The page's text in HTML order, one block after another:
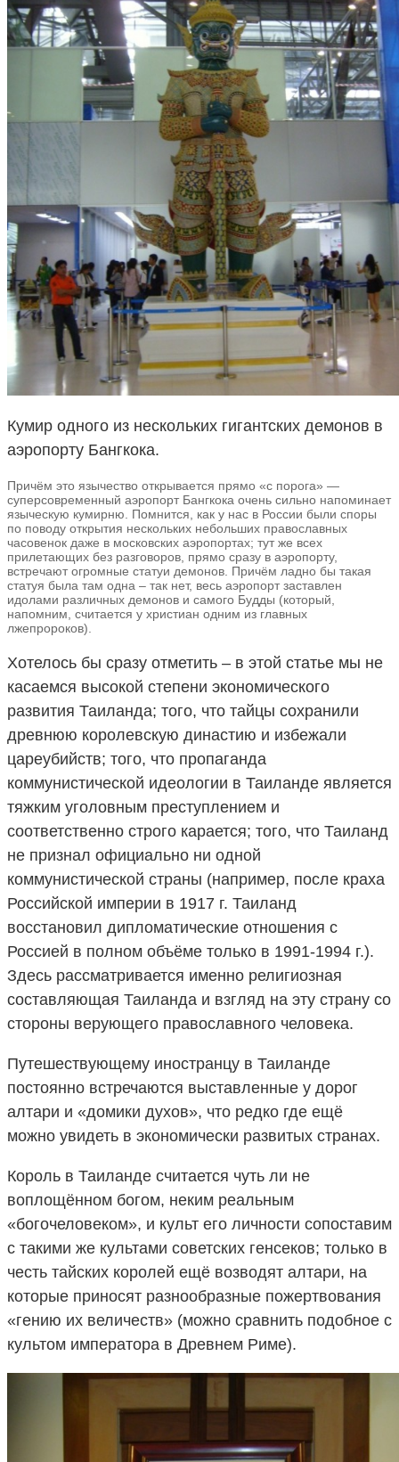
Кумир одного из нескольких гигантских демонов в
аэропорту Бангкока.
Причём это язычество открывается прямо «с порога» —
суперсовременный аэропорт Бангкока очень сильно напоминает
языческую кумирню. Помнится, как у нас в России были споры
по поводу открытия нескольких небольших православных
часовенок даже в московских аэропортах; тут же всех
прилетающих без разговоров, прямо сразу в аэропорту,
встречают огромные статуи демонов. Причём ладно бы такая
статуя была там одна – так нет, весь аэропорт заставлен
идолами различных демонов и самого Будды (который,
напомним, считается у христиан одним из главных
лжепророков).
Хотелось бы сразу отметить – в этой статье мы не
касаемся высокой степени экономического
развития Таиланда; того, что тайцы сохранили
древнюю королевскую династию и избежали
цареубийств; того, что пропаганда
коммунистической идеологии в Таиланде является
тяжким уголовным преступлением и
соответственно строго карается; того, что Таиланд
не признал официально ни одной
коммунистической страны (например, после краха
Российской империи в 1917 г. Таиланд
восстановил дипломатические отношения с
Россией в полном объёме только в 1991-1994 г.).
Здесь рассматривается именно религиозная
составляющая Таиланда и взгляд на эту страну со
стороны верующего православного человека.
Путешествующему иностранцу в Таиланде
постоянно встречаются выставленные у дорог
алтари и «домики духов», что редко где ещё
можно увидеть в экономически развитых странах.
Король в Таиланде считается чуть ли не
воплощённом богом, неким реальным
«богочеловеком», и культ его личности сопоставим
с такими же культами советских генсеков; только в
честь тайских королей ещё возводят алтари, на
которые приносят разнообразные пожертвования
«гению их величеств» (можно сравнить подобное с
культом императора в Древнем Риме).